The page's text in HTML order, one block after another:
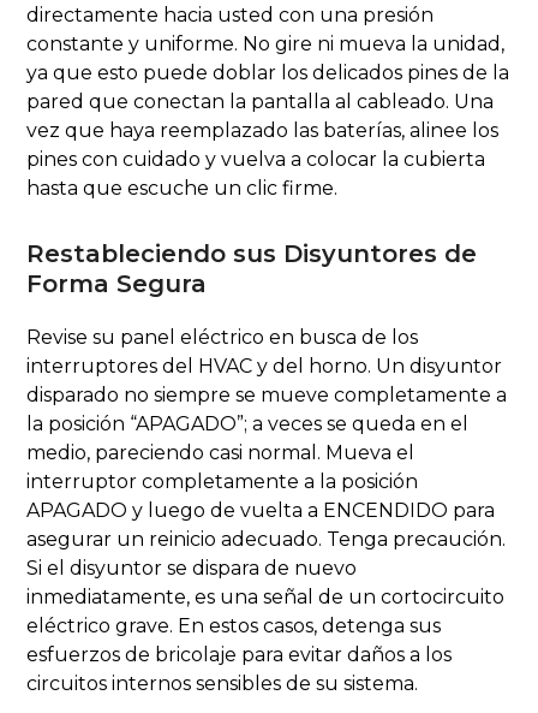
directamente hacia usted con una presión
constante y uniforme. No gire ni mueva la unidad,
ya que esto puede doblar los delicados pines de la
pared que conectan la pantalla al cableado. Una
vez que haya reemplazado las baterías, alinee los
pines con cuidado y vuelva a colocar la cubierta
hasta que escuche un clic firme.
Restableciendo sus Disyuntores de
Forma Segura
Revise su panel eléctrico en busca de los
interruptores del HVAC y del horno. Un disyuntor
disparado no siempre se mueve completamente a
la posición “APAGADO”; a veces se queda en el
medio, pareciendo casi normal. Mueva el
interruptor completamente a la posición
APAGADO y luego de vuelta a ENCENDIDO para
asegurar un reinicio adecuado. Tenga precaución.
Si el disyuntor se dispara de nuevo
inmediatamente, es una señal de un cortocircuito
eléctrico grave. En estos casos, detenga sus
esfuerzos de bricolaje para evitar daños a los
circuitos internos sensibles de su sistema.